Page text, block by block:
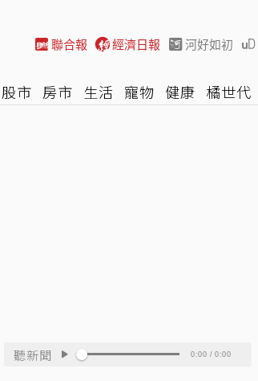
聯合報 經濟日報 河好如初
股市 房市 生活 寵物 健康 橘世代
聽新聞 0:00 / 0:00